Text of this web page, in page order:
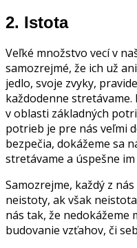
2. Istota
Veľké množstvo vecí v
samozrejmé, že ich už
jedlo, svoje zvyky,
každodenne
v oblasti základných
potrieb je pre nás veľmi
bezpečia, dokážeme sa
stretávame a úspešne im
Samozrejme, každý z
neistoty, ak však
nás tak, že nedokážeme
budovanie vzťahov, či